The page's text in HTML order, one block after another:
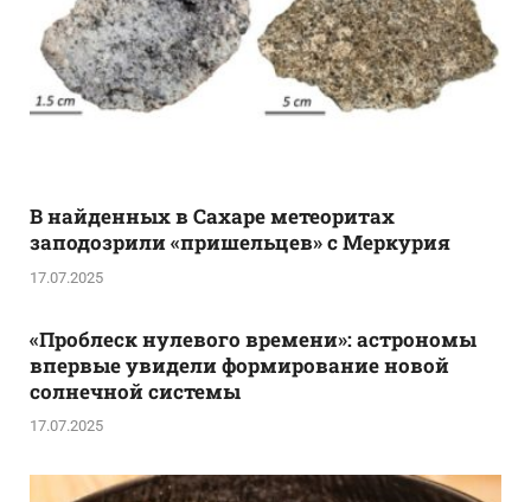
В найденных в Сахаре метеоритах
заподозрили «пришельцев» с Меркурия
17.07.2025
«Проблеск нулевого времени»: астрономы
впервые увидели формирование новой
солнечной системы
17.07.2025